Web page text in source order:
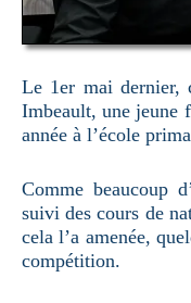
Le 1er mai dernier,
Imbeault, une jeune
année à l’école
Comme beaucoup
suivi des cours de
cela l’a amenée,
compétition.